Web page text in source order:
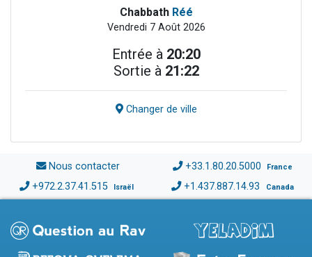
Chabbath Réé
Vendredi 7 Août 2026
Entrée à 20:20
Sortie à 21:22
Changer de ville
Nous contacter +33.1.80.20.5000 France
+972.2.37.41.515 Israël +1.437.887.14.93 Canada